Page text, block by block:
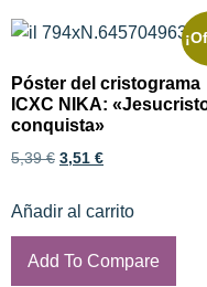
Póster del cristograma
ICXC NIKA:
conquista»
5,39€ 3,51 €
Añadir al carrito
Add To Compare